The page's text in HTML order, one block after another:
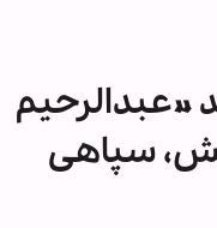
»عبدالرحیم
سپاهی